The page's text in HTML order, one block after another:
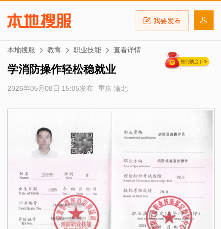
我要发布
本地搜服 教育 职业技能 查看详情
学消防操作轻松稳就业
2026年05月08日 15:05发布 重庆 渝北